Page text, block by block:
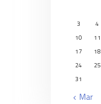
3
4
10
11
17
18
24
25
31
« Mar